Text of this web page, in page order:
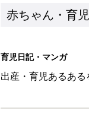
赤ちゃん・育
育児日記・マンガ
出産・育児あるあ